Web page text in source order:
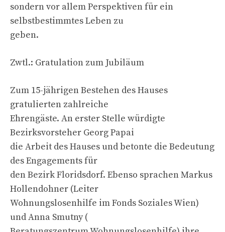
sondern vor allem Perspektiven für ein
selbstbestimmtes Leben zu
geben.
Zwtl.: Gratulation zum Jubiläum
Zum 15-jährigen Bestehen des Hauses
gratulierten zahlreiche
Ehrengäste. An erster Stelle würdigte
Bezirksvorsteher Georg Papai
die Arbeit des Hauses und betonte die Bedeutung
des Engagements für
den Bezirk Floridsdorf. Ebenso sprachen Markus
Hollendohner (Leiter
Wohnungslosenhilfe im Fonds Soziales Wien)
und Anna Smutny (